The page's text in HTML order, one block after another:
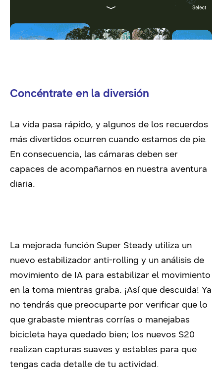
Concéntrate en la diversión
La vida pasa rápido, y algunos de los recuerdos
más divertidos ocurren cuando estamos de pie.
En consecuencia, las cámaras deben ser
capaces de acompañarnos en nuestra aventura
diaria.
La mejorada función Super Steady utiliza un
nuevo estabilizador anti-rolling y un análisis de
movimiento de IA para estabilizar el movimiento
en la toma mientras graba. ¡Así que descuida! Ya
no tendrás que preocuparte por verificar que lo
que grabaste mientras corrías o manejabas
bicicleta haya quedado bien; los nuevos S20
realizan capturas suaves y estables para que
tengas cada detalle de tu actividad.